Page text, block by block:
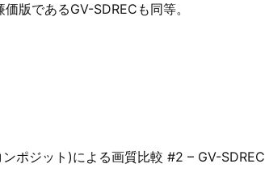
版であるGV-SDRECも同等。
ポジット)による画質比較 #2 – GV-SDREC